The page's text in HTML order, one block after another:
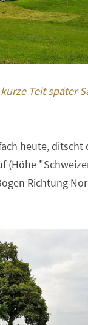
Teit später
heute, ditscht
(Höhe
Richtung